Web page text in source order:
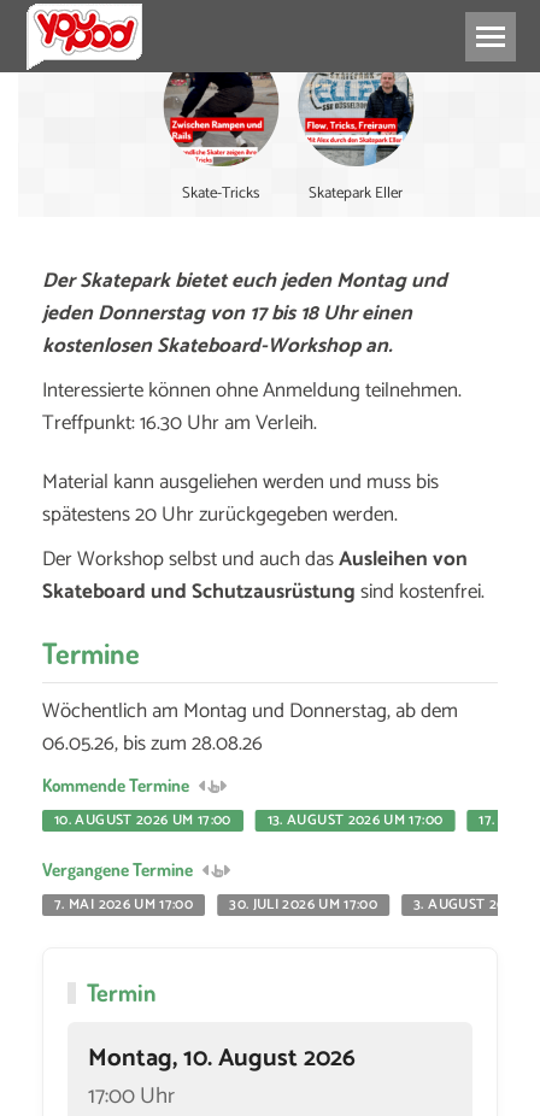
Skate-Tricks Skatepark Eller
Der Skatepark bietet euch jeden Montag und
jeden Donnerstag von 17 bis 18 Uhr einen
kostenlosen Skateboard-Workshop an.
Interessierte können ohne Anmeldung teilnehmen.
Treffpunkt: 16.30 Uhr am Verleih.
Material kann ausgeliehen werden und muss bis
spätestens 20 Uhr zurückgegeben werden.
Der Workshop selbst und auch dasAusleihen von
Skateboard und Schutzausrüstungsind kostenfrei.
Termine
Wöchentlich am Montag und Donnerstag, ab dem
06.05.26, bis zum 28.08.26
Kommende Termine
10. AUGUST 2026 UM 17:00
13. AUGUST 2026 UM 17:00 17.
Vergangene Termine
7. MAI 2026 UM 17:00
30. JULI 2026 UM 17:00 3. AUGUST 2026
Termin
Montag, 10. August 2026
17:00 Uhr